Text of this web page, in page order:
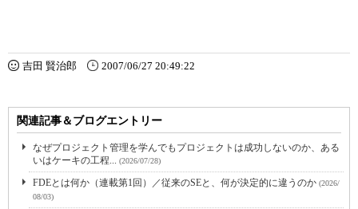
吉田 賢治郎 2007/06/27 20:49:22
関連記事＆ブログエントリー
なぜプロジェクト管理を学んでもプロジェクトは成功しないのか、ある
いはケーキの工程... (2026/07/28)
FDEとは何か（連載第1回）／従来のSEと、何が決定的に違うのか (2026/
08/03)